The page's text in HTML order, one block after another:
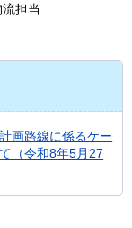
担当
画路線に係るケー
（令和8年5月27